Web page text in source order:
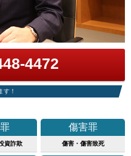
4472
す！
資詐欺
傷害罪
傷害・傷害致死